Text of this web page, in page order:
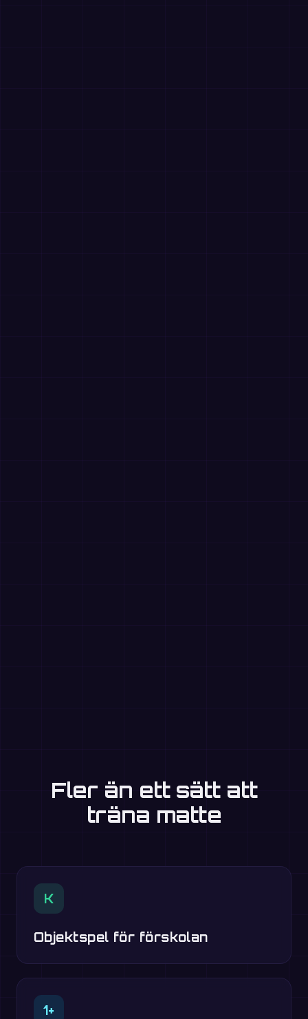
Fler än ett sätt att
träna matte
K
Objektspel för förskolan
1+